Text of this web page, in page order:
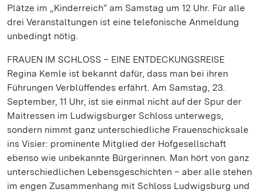
Plätze im „Kinderreich“ am Samstag um 12 Uhr. Für alle
drei Veranstaltungen ist eine telefonische Anmeldung
unbedingt nötig.
FRAUEN IM SCHLOSS – EINE ENTDECKUNGSREISE
Regina Kemle ist bekannt dafür, dass man bei ihren
Führungen Verblüffendes erfährt. Am Samstag, 23.
September, 11 Uhr, ist sie einmal nicht auf der Spur der
Maitressen im Ludwigsburger Schloss unterwegs,
sondern nimmt ganz unterschiedliche Frauenschicksale
ins Visier: prominente Mitglied der Hofgesellschaft
ebenso wie unbekannte Bürgerinnen. Man hört von ganz
unterschiedlichen Lebensgeschichten – aber alle stehen
im engen Zusammenhang mit Schloss Ludwigsburg und